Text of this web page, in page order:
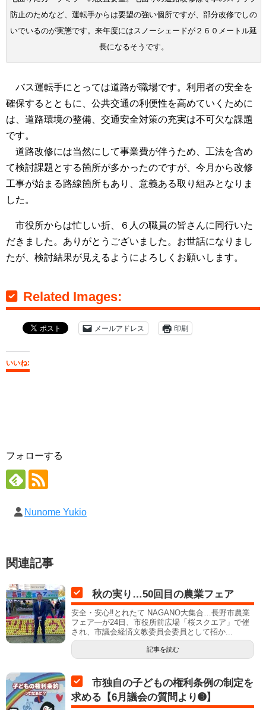
防止のためなど、運転手からは要望の強い個所ですが、部分改修でしの
いでいるのが実態です。来年度にはスノーシェードが２６０メートル延
長になるそうです。
バス運転手にとっては道路が職場です。利用者の安全を
確保するとともに、公共交通の利便性を高めていくために
は、道路環境の整備、交通安全対策の充実は不可欠な課題
です。
道路改修には当然にして事業費が伴うため、工法を含め
て検討課題とする箇所が多かったのですが、今月から改修
工事が始まる路線箇所もあり、意義ある取り組みとなりま
した。
市役所からは忙しい折、６人の職員の皆さんに同行いた
だきました。ありがとうございました。お世話になりまし
たが、検討結果が見えるようによろしくお願いします。
Related Images:
メールアドレス 印刷
いいね:
フォローする
Nunome Yukio
関連記事
秋の実り…50回目の農業フェア
安全・安心‼とれたて NAGANO大集合…長野市農業
フェア―が24日、市役所前広場「桜スクエア」で催
され、市議会経済文教委員会委員として招か...
記事を読む
市独自の子どもの権利条例の制定を
求める【6月議会の質問より➌】